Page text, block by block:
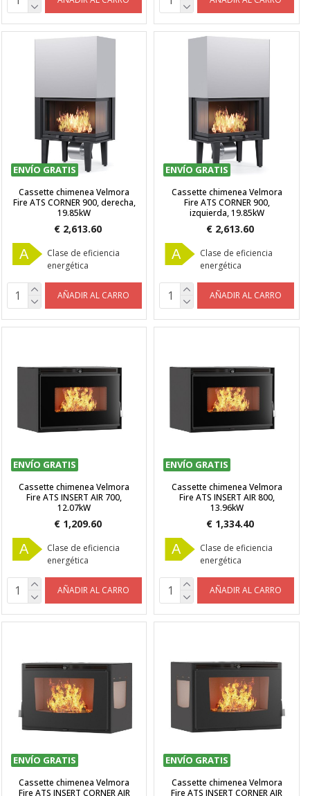
ENVÍO GRATIS
Cassette chimenea Velmora
Fire ATS CORNER 900, derecha,
19.85kW
€ 2,613.60
A
Clase de eficiencia
energética
AÑADIR AL CARRO
ENVÍO GRATIS
Cassette chimenea Velmora
Fire ATS CORNER 900,
izquierda, 19.85kW
€ 2,613.60
A
Clase de eficiencia
energética
AÑADIR AL CARRO
ENVÍO GRATIS
Cassette chimenea Velmora
Fire ATS INSERT AIR 700,
12.07kW
€ 1,209.60
A
Clase de eficiencia
energética
AÑADIR AL CARRO
ENVÍO GRATIS
Cassette chimenea Velmora
Fire ATS INSERT AIR 800,
13.96kW
€ 1,334.40
A
Clase de eficiencia
energética
AÑADIR AL CARRO
ENVÍO GRATIS
Cassette chimenea Velmora
Fire ATS INSERT CORNER AIR
ENVÍO GRATIS
Cassette chimenea Velmora
Fire ATS INSERT CORNER AIR